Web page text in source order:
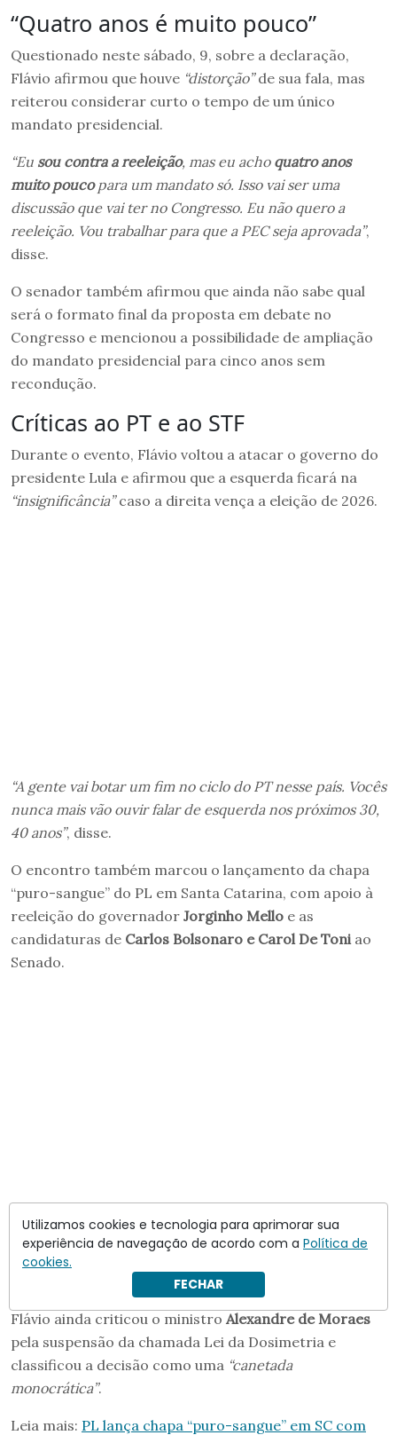
“Quatro anos é muito pouco”
Questionado neste sábado, 9, sobre a declaração,
Flávio afirmou que houve “distorção”de sua fala, mas
reiterou considerar curto o tempo de um único
mandato presidencial.
“Eu sou contra a reeleição, mas eu acho quatro anos
muito poucopara um mandato só. Isso vai ser uma
discussão que vai ter no Congresso. Eu não quero a
reeleição. Vou trabalhar para que a PEC seja aprovada”,
disse.
O senador também afirmou que ainda não sabe qual
será o formato final da proposta em debate no
Congresso e mencionou a possibilidade de ampliação
do mandato presidencial para cinco anos sem
recondução.
Críticas ao PT e ao STF
Durante o evento, Flávio voltou a atacar o governo do
presidente Lula e afirmou que a esquerda ficará na
“insignificância”caso a direita vença a eleição de 2026.
“A gente vai botar um fim no ciclo do PT nesse país. Vocês
nunca mais vão ouvir falar de esquerda nos próximos 30,
40 anos”, disse.
O encontro também marcou o lançamento da chapa
“puro-sangue” do PL em Santa Catarina, com apoio à
reeleição do governador Jorginho Mello e as
candidaturas de Carlos Bolsonaro e Carol De Toni ao
Senado.
Flávio ainda criticou o ministro Alexandre de Moraes
pela suspensão da chamada Lei da Dosimetria e
classificou a decisão como uma “canetada
monocrática”.
Leia mais: PL lança chapa “puro-sangue” em SC com
Utilizamos cookies e tecnologia para aprimorar sua
experiência de navegação de acordo com a Política de
cookies.
FECHAR